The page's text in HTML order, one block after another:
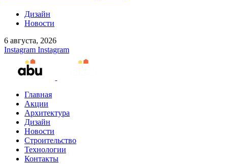
Дизайн
Новости
6 августа, 2026
Instagram Instagram
Главная
Акции
Архитектура
Дизайн
Новости
Строительство
Технологии
Контакты